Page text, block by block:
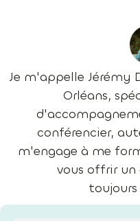
Je m'appelle Jérémy
Orléans,
conférencier,
m'engage à me
vous offrir